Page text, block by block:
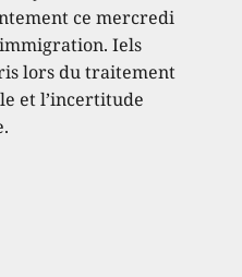
ce mercredi
Iels
lors du traitement
et l’incertitude